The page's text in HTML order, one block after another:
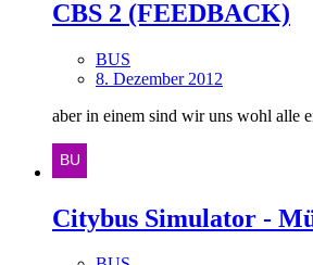
CBS 2 (FEEDBACK)
BUS
8. Dezember 2012
aber in einem sind wir uns wohl alle
Citybus Simulator -